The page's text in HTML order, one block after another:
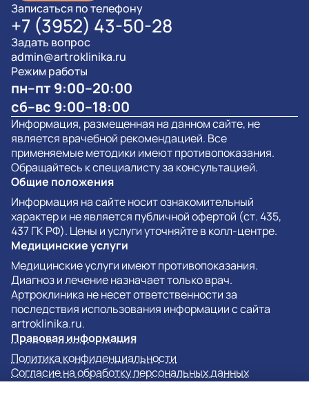
Записаться по телефону
+7 (3952) 43-50-28
Задать вопрос
admin@artroklinika.ru
Режим работы
пн–пт 9:00–20:00
сб–вс 9:00–18:00
Информация, размещенная на данном сайте, не
является врачебной рекомендацией. Все
применяемые методики имеют противопоказания.
Обращайтесь к специалисту за консультацией.
Общие положения
Информация на сайте носит ознакомительный
характер и не является публичной офертой (ст. 435,
437 ГК РФ). Цены и услуги уточняйте в колл-центре.
Медицинские услуги
Медицинские услуги имеют противопоказания.
Диагноз и лечение назначает только врач.
Артроклиника не несет ответственности за
последствия использования информации с сайта
artroklinika.ru.
Правовая информация
Политика конфиденциальности
Согласие на обработку персональных данных